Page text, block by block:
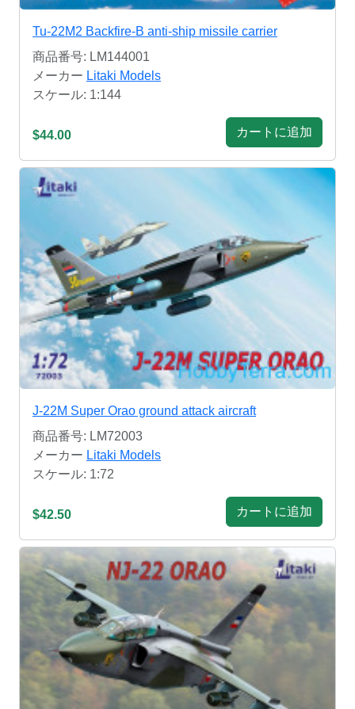
Tu-22M2 Backfire-B anti-ship missile carrier
商品番号: LM144001
メーカー Litaki Models
スケール: 1:144
$44.00 カートに追加
J-22M Super Orao ground attack aircraft
商品番号: LM72003
メーカー Litaki Models
スケール: 1:72
$42.50 カートに追加